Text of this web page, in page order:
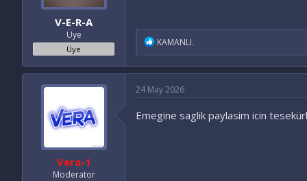
V-E-R-A
Üye
Üye
İ
d
l
r
KAMANLI.
Vera-1
Moderator
24 May 2026
Emegine saglik paylasim icin